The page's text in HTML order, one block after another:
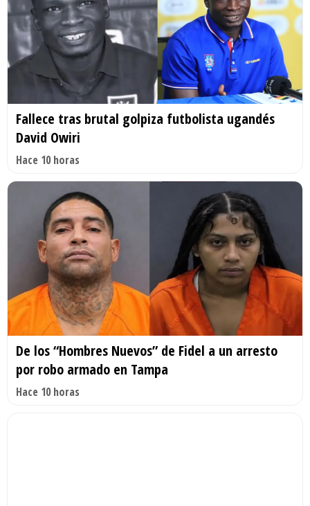
Fallece tras brutal golpiza futbolista ugandés
David Owiri
Hace 10 horas
De los “Hombres Nuevos” de Fidel a un arresto
por robo armado en Tampa
Hace 10 horas